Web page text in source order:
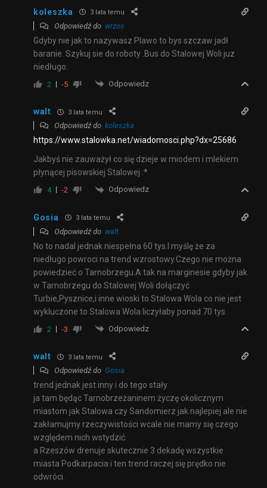
koleszka 3 lata temu
Odpowiedź do wrzos
Gdyby nie jak to nazywasz Plawo to bys szczaw jadł
baranie. Szykuj sie do roboty .Bus do Stalowej Woli juz
niedługo.
2 -5 Odpowiedz
walt 3 lata temu
Odpowiedź do koleszka
https://www.stalowka.net/wiadomosci.php?dx=25686
Jakbyś nie zauważył co się dzieje w miodem i mlekiem
płynącej pisowskiej Stalowej :*
4 -2 Odpowiedz
Gosia 3 lata temu
Odpowiedź do walt
No to nadal jednak niespełna 60 tys.I myślę że za
niedługo powroci na trend wzrostowy.Czego nie można
powiedzieć o Tarnobrzegu.A tak na marginesie gdyby jak
w Tarnobrzegu do Stalowej Woli dołączyć
Turbie,Pysznice,i inne wioski to Stalowa Wola co nie jest
wykluczone to Stalowa Wola liczyłaby ponad 70 tys.
2 -3 Odpowiedz
walt 3 lata temu
Odpowiedź do Gosia
trend jednak jest inny i do tego stały.
ja tam będąc Tarnobrzeżaninem życzę okolicznym
miastom jak Stalowa czy Sandomierz jak najlepiej ale nie
zakłamujmy rzeczywistości wcale nie mamy się czego
względem nich wstydzić.
a Rzeszów drenuje skutecznie 3 dekadę wszystkie
miasta Podkarpacia i ten trend raczej się prędko nie
odwróci.